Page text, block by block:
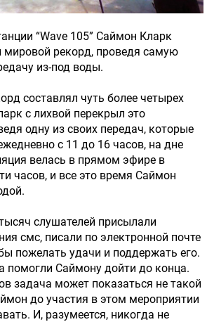
“Wave 105” Саймон Кларк
мировой рекорд, проведя самую
из-под воды.
составлял чуть более четырех
с лихвой перекрыл это
одну из своих передач, которые
с 11 до 16 часов, на дне
велась в прямом эфире в
часов, и все это время Саймон
слушателей присылали
смс, писали по электронной почте
пожелать удачи и поддержать его.
помогли Саймону дойти до конца.
задача может показаться не такой
до участия в этом мероприятии
И, разумеется, никогда не